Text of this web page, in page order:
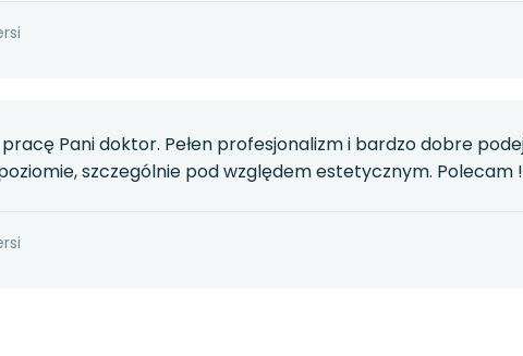
Pani doktor. Pełen profesjonalizm i bardzo dobre
szczególnie pod względem estetycznym. Polecam